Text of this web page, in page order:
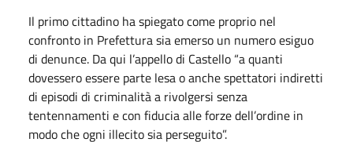
Il primo cittadino ha spiegato come proprio nel
confronto in Prefettura sia emerso un numero esiguo
di denunce. Da qui l’appello di Castello “a quanti
dovessero essere parte lesa o anche spettatori indiretti
di episodi di criminalità a rivolgersi senza
tentennamenti e con fiducia alle forze dell’ordine in
modo che ogni illecito sia perseguito”.